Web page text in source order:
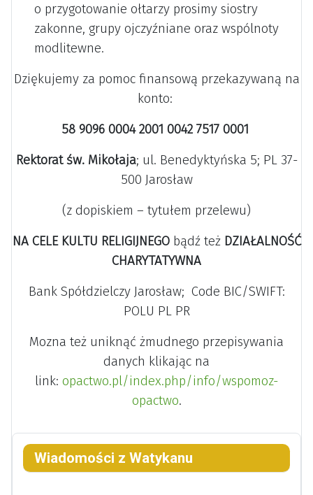
o przygotowanie ołtarzy prosimy siostry
zakonne, grupy ojczyźniane oraz wspólnoty
modlitewne.
Dziękujemy za pomoc finansową przekazywaną na
konto:
58 9096 0004 2001 0042 7517 0001
Rektorat św. Mikołaja; ul. Benedyktyńska 5; PL 37-
500 Jarosław
(z dopiskiem – tytułem przelewu)
NA CELE KULTU RELIGIJNEGO bądź teżDZIAŁALNOŚĆ
CHARYTATYWNA
Bank Spółdzielczy Jarosław; Code BIC/SWIFT:
POLU PL PR
Mozna też uniknąć żmudnego przepisywania
danych klikając na
link: opactwo.pl/index.php/info/wspomoz-
opactwo.
Wiadomości z Watykanu